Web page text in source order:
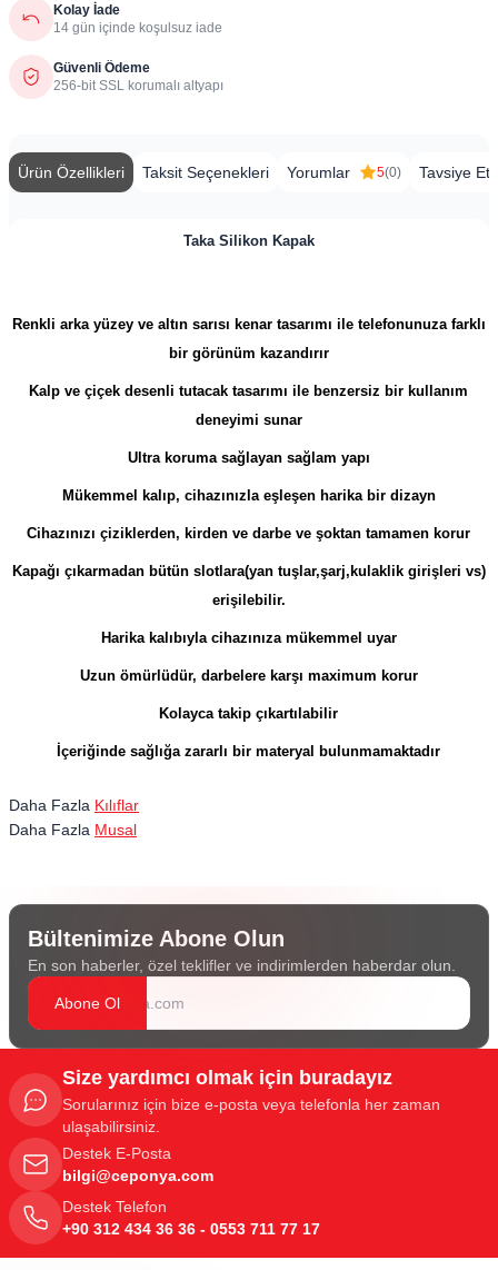
Kolay İade
14 gün içinde koşulsuz iade
Güvenli Ödeme
256-bit SSL korumalı altyapı
Ürün Özellikleri Taksit Seçenekleri Yorumlar 5(0) Tavsiye Et
Taka Silikon Kapak
Renkli arka yüzey ve altın sarısı kenar tasarımı ile telefonunuza farklı
bir görünüm kazandırır
Kalp ve çiçek desenli tutacak tasarımı ile benzersiz bir kullanım
deneyimi sunar
Ultra koruma sağlayan sağlam yapı
Mükemmel kalıp, cihazınızla eşleşen harika bir dizayn
Cihazınızı çiziklerden, kirden ve darbe ve şoktan tamamen korur
Kapağı çıkarmadan bütün slotlara(yan tuşlar,şarj,kulaklik girişleri vs)
erişilebilir.
Harika kalıbıyla cihazınıza mükemmel uyar
Uzun ömürlüdür, darbelere karşı maximum korur
Kolayca takip çıkartılabilir
İçeriğinde sağlığa zararlı bir materyal bulunmamaktadır
Daha Fazla Kılıflar
Daha Fazla Musal
Bültenimize Abone Olun
En son haberler, özel teklifler ve indirimlerden haberdar olun.
Abone Ol
Size yardımcı olmak için buradayız
Sorularınız için bize e-posta veya telefonla her zaman
ulaşabilirsiniz.
Destek E-Posta
bilgi@ceponya.com
Destek Telefon
+90 312 434 36 36 - 0553 711 77 17